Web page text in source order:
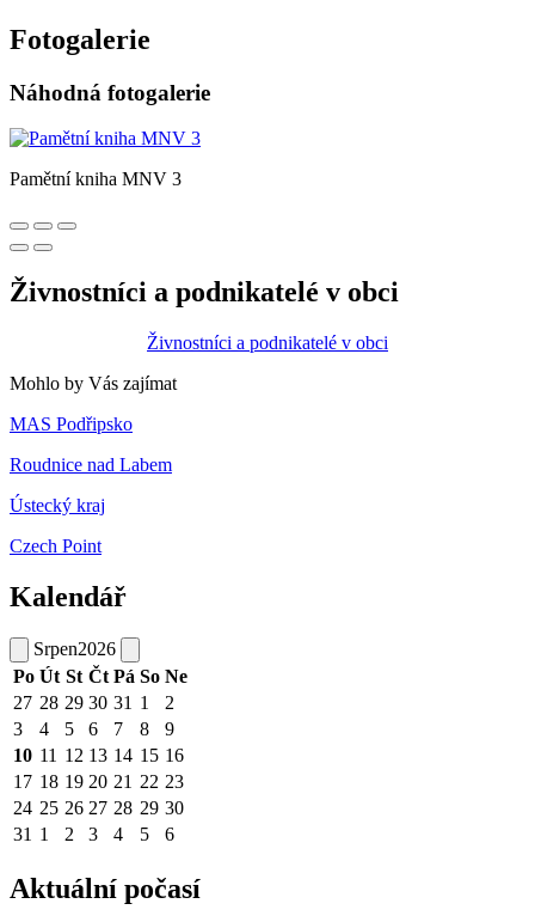
Fotogalerie
Náhodná fotogalerie
Pamětní kniha MNV 3
Živnostníci a podnikatelé v obci
Živnostníci a podnikatelé v obci
Mohlo by Vás zajímat
MAS Podřipsko
Roudnice nad Labem
Ústecký kraj
Czech Point
Kalendář
Srpen2026
Po Út St Čt Pá So Ne
27 28 29 30 31 1
2
3
4 5 6 7 8
9
10 11 12 13 14 15 16
17 18 19 20 21 22 23
24 25 26 27 28 29 30
31 1 2 3 4 5 6
Aktuální počasí